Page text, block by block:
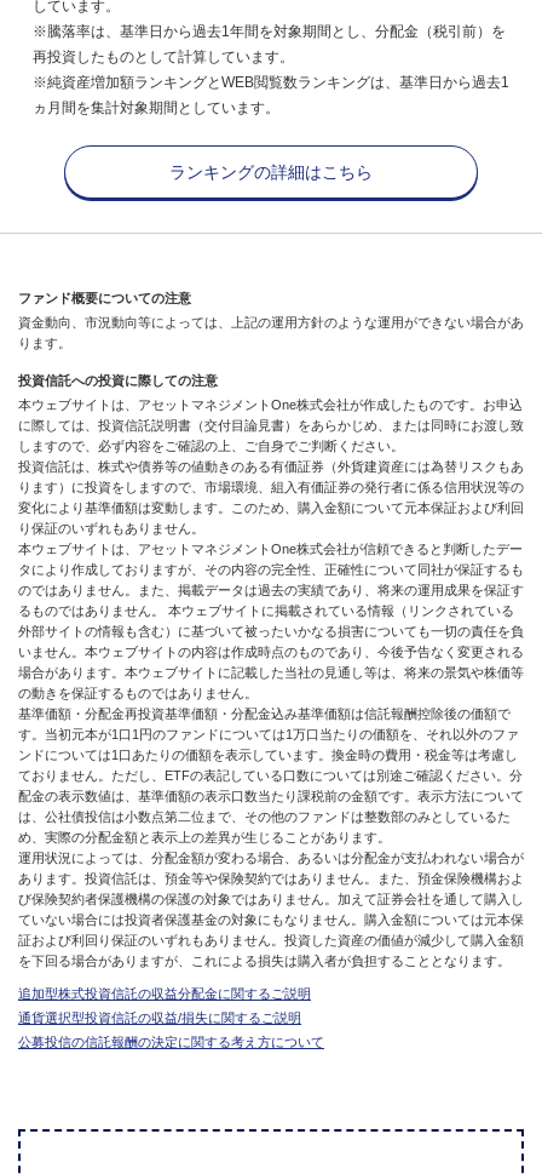
しています。
※騰落率は、基準日から過去1年間を対象期間とし、分配金（税引前）を
再投資したものとして計算しています。
※純資産増加額ランキングとWEB閲覧数ランキングは、基準日から過去1
ヵ月間を集計対象期間としています。
ランキングの詳細はこちら
ファンド概要についての注意
資金動向、市況動向等によっては、上記の運用方針のような運用ができない場合があ
ります。
投資信託への投資に際しての注意
本ウェブサイトは、アセットマネジメントOne株式会社が作成したものです。お申込
に際しては、投資信託説明書（交付目論見書）をあらかじめ、または同時にお渡し致
しますので、必ず内容をご確認の上、ご自身でご判断ください。
投資信託は、株式や債券等の値動きのある有価証券（外貨建資産には為替リスクもあ
ります）に投資をしますので、市場環境、組入有価証券の発行者に係る信用状況等の
変化により基準価額は変動します。このため、購入金額について元本保証および利回
り保証のいずれもありません。
本ウェブサイトは、アセットマネジメントOne株式会社が信頼できると判断したデー
タにより作成しておりますが、その内容の完全性、正確性について同社が保証するも
のではありません。また、掲載データは過去の実績であり、将来の運用成果を保証す
るものではありません。 本ウェブサイトに掲載されている情報（リンクされている
外部サイトの情報も含む）に基づいて被ったいかなる損害についても一切の責任を負
いません。本ウェブサイトの内容は作成時点のものであり、今後予告なく変更される
場合があります。本ウェブサイトに記載した当社の見通し等は、将来の景気や株価等
の動きを保証するものではありません。
基準価額・分配金再投資基準価額・分配金込み基準価額は信託報酬控除後の価額で
す。当初元本が1口1円のファンドについては1万口当たりの価額を、それ以外のファ
ンドについては1口あたりの価額を表示しています。換金時の費用・税金等は考慮し
ておりません。ただし、ETFの表記している口数については別途ご確認ください。分
配金の表示数値は、基準価額の表示口数当たり課税前の金額です。表示方法について
は、公社債投信は小数点第二位まで、その他のファンドは整数部のみとしているた
め、実際の分配金額と表示上の差異が生じることがあります。
運用状況によっては、分配金額が変わる場合、あるいは分配金が支払われない場合が
あります。投資信託は、預金等や保険契約ではありません。また、預金保険機構およ
び保険契約者保護機構の保護の対象ではありません。加えて証券会社を通して購入し
ていない場合には投資者保護基金の対象にもなりません。購入金額については元本保
証および利回り保証のいずれもありません。投資した資産の価値が減少して購入金額
を下回る場合がありますが、これによる損失は購入者が負担することとなります。
追加型株式投資信託の収益分配金に関するご説明
通貨選択型投資信託の収益/損失に関するご説明
公募投信の信託報酬の決定に関する考え方について